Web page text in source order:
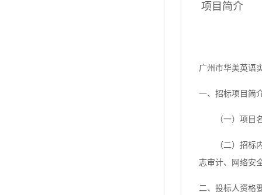
项目简介
广州市华美英语
一、招标项目简
（一）项目
（二）招
志审计、网络安
二、投标人资格